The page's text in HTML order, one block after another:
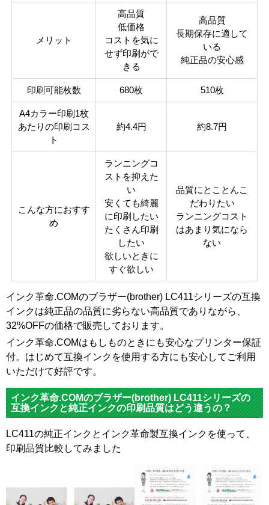
メリット
高品質
低価格
コストを気に
せず印刷がで
きる
高品質
長期保存に適して
いる
純正品の安心感
印刷可能枚数 680枚 510枚
A4カラー印刷1枚
あたりの印刷コス
ト
約4.4円 約8.7円
こんな方におすす
め
ランニングコ
ストを抑えた
い
安くても綺麗
に印刷したい
たくさん印刷
したい
欲しいときに
すぐ欲しい
品質にとことんこ
だわりたい
ランニングコスト
はあまり気になら
ない
インク革命.COMのブラザー(brother) LC411シリーズの互換
インクは純正品の品質に劣らない高品質でありながら、
32%OFFの価格で販売しております。
インク革命.COMはもしものときにも安心なプリンター保証
付。はじめて互換インクを使用する方にも安心してご利用
いただけて好評です。
インク革命.COMのブラザー(brother) LC411シリーズの
互換インクと純正インクの印刷品質はどう違うの？
LC411の純正インクとインク革命製互換インクを使って、
印刷品質比較してみました